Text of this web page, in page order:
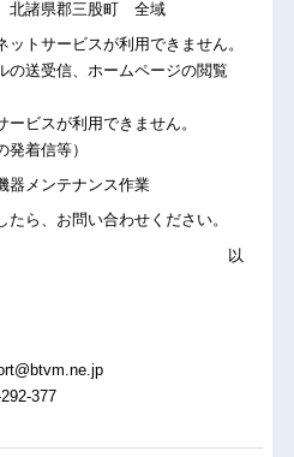
三股町 全域
トサービスが利用できません。
ホームページの閲覧
利用できません。
等）
器メンテナンス作業
ら、お問い合わせください。
377